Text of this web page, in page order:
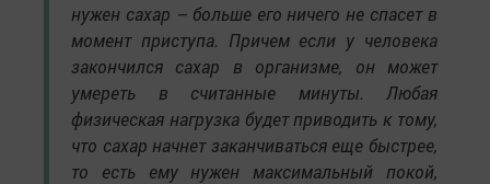
нужен сахар – больше его ничего не спасет в
момент приступа. Причем если у человека
закончился сахар в организме, он может
умереть в считанные минуты. Любая
физическая нагрузка будет приводить к тому,
что сахар начнет заканчиваться еще быстрее,
то есть ему нужен максимальный покой,